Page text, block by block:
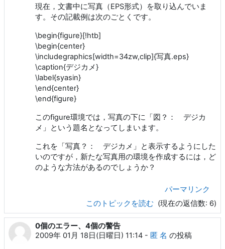
現在，文書中に写真（EPS形式）を取り込んでいま
す。その記載例は次のごとくです。
\begin{figure}[!htb]
\begin{center}
\includegraphics[width=34zw,clip]{写真.eps}
\caption{デジカメ}
\label{syasin}
\end{center}
\end{figure}
このfigure環境では，写真の下に「図？： デジカ
メ」という題名となってしまいます。
これを「写真？： デジカメ」と表示するようにした
いのですが，新たな写真用の環境を作成するには，ど
のような方法があるのでしょうか？
パーマリンク
このトピックを読む (現在の返信数: 6)
0個のエラー、4個の警告
2009年 01月 18日(日曜日) 11:14 - 匿 名 の投稿